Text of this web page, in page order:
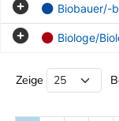
Biobauer/-
Biologe/
Zeige